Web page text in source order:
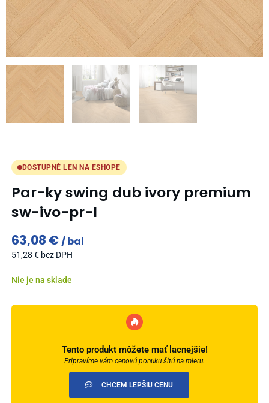
DOSTUPNÉ LEN NA ESHOPE
Par-ky swing dub ivory premium
sw-ivo-pr-l
63,08 € bal
51,28 € bez DPH
Nie je na sklade
Tento produkt môžete mať lacnejšie!
Pripravíme vám cenovú ponuku šitú na mieru.
CHCEM LEPŠIU CENU